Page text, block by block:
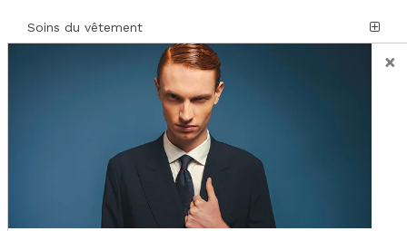
Soins du vêtement
Détails et Composition
×